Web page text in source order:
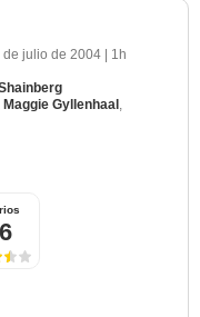
de julio de 2004 | 1h
Maggie Gyllenhaal,